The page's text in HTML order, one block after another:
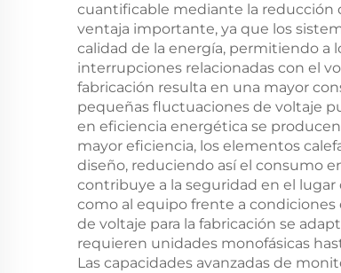
cuantificable mediante la reducción
ventaja importante, ya que los
calidad de la energía, permitiendo a
interrupciones relacionadas con el
fabricación resulta en una mayor
pequeñas fluctuaciones de voltaje
en eficiencia energética se
mayor eficiencia, los elementos
diseño, reduciendo así el consumo
contribuye a la seguridad en el
como al equipo frente a
de voltaje para la fabricación se
requieren unidades monofásicas
Las capacidades avanzadas de